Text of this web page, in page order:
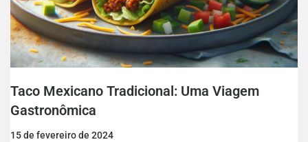
Taco Mexicano Tradicional: Uma Viagem
Gastronômica
15 de fevereiro de 2024